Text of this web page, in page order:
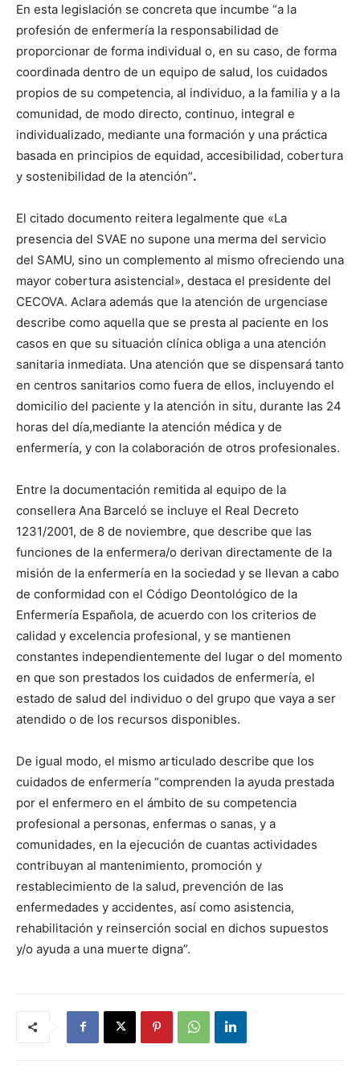
En esta legislación se concreta que incumbe “a la
profesión de enfermería la responsabilidad de
proporcionar de forma individual o, en su caso, de forma
coordinada dentro de un equipo de salud, los cuidados
propios de su competencia, al individuo, a la familia y a la
comunidad, de modo directo, continuo, integral e
individualizado, mediante una formación y una práctica
basada en principios de equidad, accesibilidad, cobertura
y sostenibilidad de la atención”.
El citado documento reitera legalmente que «La
presencia del SVAE no supone una merma del servicio
del SAMU, sino un complemento al mismo ofreciendo una
mayor cobertura asistencial», destaca el presidente del
CECOVA. Aclara además que la atención de urgenciase
describe como aquella que se presta al paciente en los
casos en que su situación clínica obliga a una atención
sanitaria inmediata. Una atención que se dispensará tanto
en centros sanitarios como fuera de ellos, incluyendo el
domicilio del paciente y la atención in situ, durante las 24
horas del día,mediante la atención médica y de
enfermería, y con la colaboración de otros profesionales.
Entre la documentación remitida al equipo de la
consellera Ana Barceló se incluye el Real Decreto
1231/2001, de 8 de noviembre, que describe que las
funciones de la enfermera/o derivan directamente de la
misión de la enfermería en la sociedad y se llevan a cabo
de conformidad con el Código Deontológico de la
Enfermería Española, de acuerdo con los criterios de
calidad y excelencia profesional, y se mantienen
constantes independientemente del lugar o del momento
en que son prestados los cuidados de enfermería, el
estado de salud del individuo o del grupo que vaya a ser
atendido o de los recursos disponibles.
De igual modo, el mismo articulado describe que los
cuidados de enfermería “comprenden la ayuda prestada
por el enfermero en el ámbito de su competencia
profesional a personas, enfermas o sanas, y a
comunidades, en la ejecución de cuantas actividades
contribuyan al mantenimiento, promoción y
restablecimiento de la salud, prevención de las
enfermedades y accidentes, así como asistencia,
rehabilitación y reinserción social en dichos supuestos
y/o ayuda a una muerte digna”.